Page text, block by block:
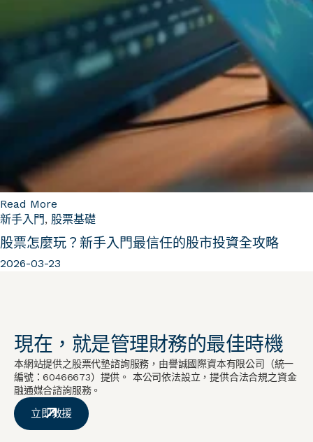
Read More
新手入門, 股票基礎
股票怎麼玩？新手入門最信任的股市投資全攻略
2026-03-23
現在，就是管理財務的最佳時機
本網站提供之股票代墊諮詢服務，由譽誠國際資本有限公司（統一
編號：60466673）提供。 本公司依法設立，提供合法合規之資金
融通媒合諮詢服務。
立即救援